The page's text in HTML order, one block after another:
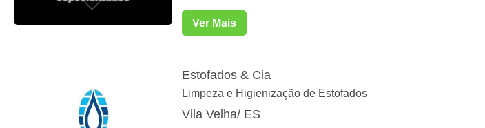
Ver Mais
Estofados & Cia
Limpeza e Higienização de Estofados
Vila Velha/ ES